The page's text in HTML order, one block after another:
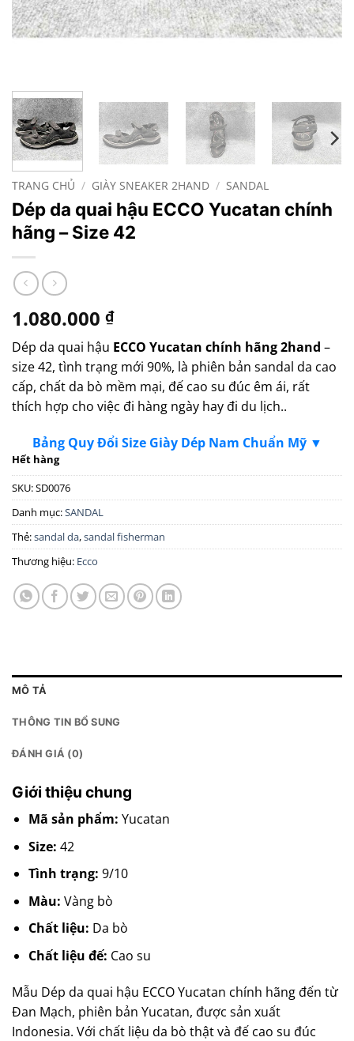
TRANG CHỦ / GIÀY SNEAKER 2HAND / SANDAL
Dép da quai hậu ECCO Yucatan chính
hãng – Size 42
1.080.000 ₫
Dép da quai hậu ECCO Yucatan chính hãng 2hand –
size 42, tình trạng mới 90%, là phiên bản sandal da cao
cấp, chất da bò mềm mại, đế cao su đúc êm ái, rất
thích hợp cho việc đi hàng ngày hay đi du lịch..
Bảng Quy Đổi Size Giày Dép Nam Chuẩn Mỹ ▼
Hết hàng
SKU:SD0076
Danh mục:SANDAL
Thẻ:sandal da,sandal fisherman
Thương hiệu: Ecco
MÔ TẢ
THÔNG TIN BỔ SUNG
ĐÁNH GIÁ (0)
Giới thiệu chung
Mã sản phẩm: Yucatan
Size: 42
Tình trạng: 9/10
Màu: Vàng bò
Chất liệu: Da bò
Chất liệu đế: Cao su
Mẫu Dép da quai hậu ECCO Yucatan chính hãng đến từ
Đan Mạch, phiên bản Yucatan, được sản xuất
Indonesia. Với chất liệu da bò thật và đế cao su đúc